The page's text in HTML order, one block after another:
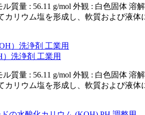
質量 : 56.11 g/mol 外観 : 白色固体
カリウム塩を形成し、軟質および液体
洗浄剤 工業用
質量 : 56.11 g/mol 外観 : 白色固体
カリウム塩を形成し、軟質および液体